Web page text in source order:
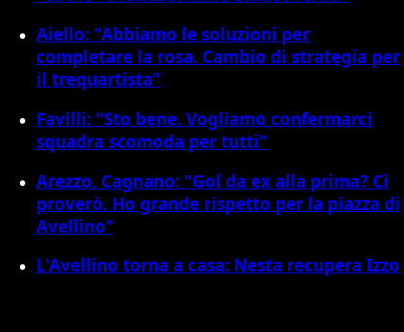
Aiello: "Abbiamo le soluzioni per
completare la rosa. Cambio di strategia per
il trequartista"
Favilli: "Sto bene. Vogliamo confermarci
squadra scomoda per tutti"
Arezzo, Cagnano: "Gol da ex alla prima? Ci
proverò. Ho grande rispetto per la piazza di
Avellino"
L'Avellino torna a casa: Nesta recupera Izzo